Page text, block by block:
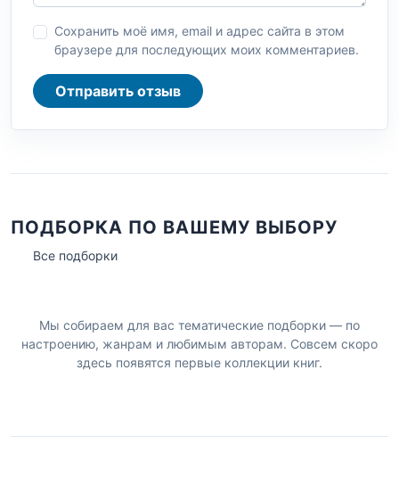
Сохранить моё имя, email и адрес сайта в этом
браузере для последующих моих комментариев.
Отправить отзыв
ПОДБОРКА ПО ВАШЕМУ ВЫБОРУ
Все подборки
Мы собираем для вас тематические подборки — по
настроению, жанрам и любимым авторам. Совсем скоро
здесь появятся первые коллекции книг.